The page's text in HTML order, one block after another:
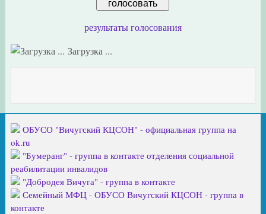
результаты голосования
Загрузка ...
ОБУСО "Вичугский КЦСОН" - официальная группа на
ok.ru
"Бумеранг" - группа в контакте отделения социальной
реабилитации инвалидов
"Добродея Вичуга" - группа в контакте
Семейный МФЦ - ОБУСО Вичугский КЦСОН - группа в
контакте